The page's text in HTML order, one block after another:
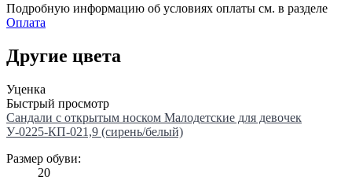
Подробную информацию об условиях оплаты см. в разделе
Оплата
Другие цвета
Уценка
Быстрый просмотр
Сандали с открытым носком Малодетские для девочек
У-0225-КП-021,9 (сирень/белый)
Размер обуви:
20